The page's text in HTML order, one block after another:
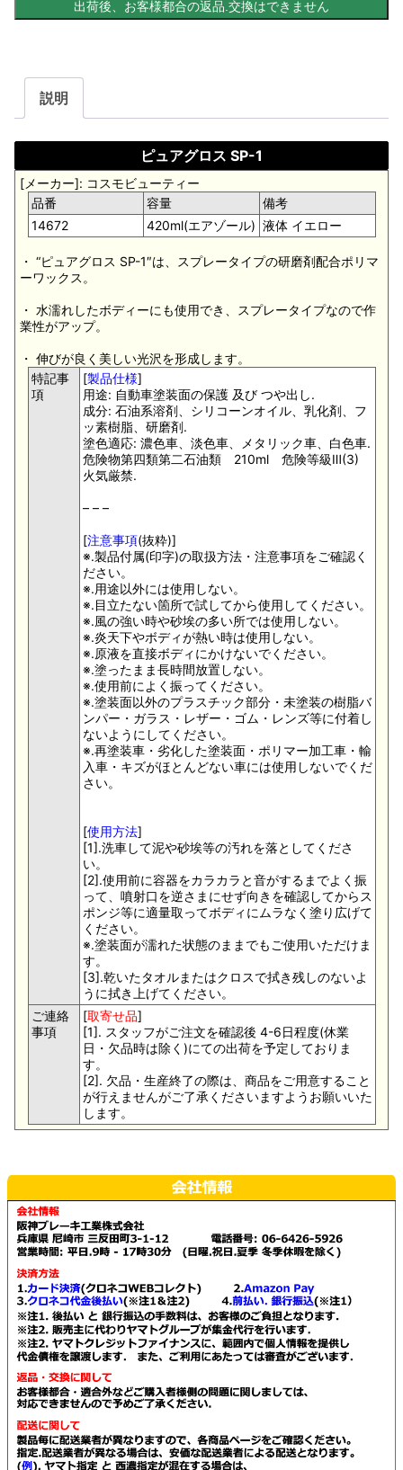
説明
ピュアグロス SP-1
[メーカー]: コスモビューティー
品番
容量
備考
14672
420ml(エアゾール) 液体 イエロー
・ “ピュアグロス SP-1″は、スプレータイプの研磨剤配合ポリマ
ーワックス。
・ 水濡れしたボディーにも使用でき、スプレータイプなので作
業性がアップ。
・ 伸びが良く美しい光沢を形成します。
特記事
項
[製品仕様]
用途: 自動車塗装面の保護 及び つや出し.
成分: 石油系溶剤、シリコーンオイル、乳化剤、フ
ッ素樹脂、研磨剤.
塗色適応: 濃色車、淡色車、メタリック車、白色車.
危険物第四類第二石油類 210ml 危険等級Ⅲ(3)
火気厳禁.
– – –
[注意事項(抜粋)]
※.製品付属(印字)の取扱方法・注意事項をご確認く
ださい。
※.用途以外には使用しない。
※.目立たない箇所で試してから使用してください。
※.風の強い時や砂埃の多い所では使用しない。
※.炎天下やボディが熱い時は使用しない。
※.原液を直接ボディにかけないでください。
※.塗ったまま長時間放置しない。
※.使用前によく振ってください。
※.塗装面以外のプラスチック部分・未塗装の樹脂バ
ンパー・ガラス・レザー・ゴム・レンズ等に付着し
ないようにしてください。
※.再塗装車・劣化した塗装面・ポリマー加工車・輸
入車・キズがほとんどない車には使用しないでくだ
さい。
[使用方法]
[1].洗車して泥や砂埃等の汚れを落としてくださ
い。
[2].使用前に容器をカラカラと音がするまでよく振
って、噴射口を逆さまにせず向きを確認してからス
ポンジ等に適量取ってボディにムラなく塗り広げて
ください。
※.塗装面が濡れた状態のままでもご使用いただけま
す。
[3].乾いたタオルまたはクロスで拭き残しのないよ
うに拭き上げてください。
ご連絡
事項
[取寄せ品]
[1]. スタッフがご注文を確認後 4-6日程度(休業
日・欠品時は除く)にての出荷を予定しておりま
す。
[2]. 欠品・生産終了の際は、商品をご用意すること
が行えませんがご了承くださいますようお願いいた
します。